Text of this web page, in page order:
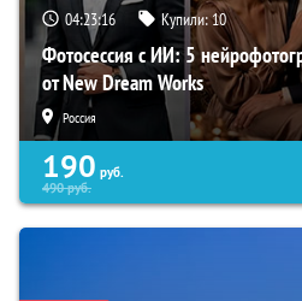
04:23:15 Купили:10
Фотосессия с ИИ: 5
от New Dream Works
Россия
190 руб.
490руб.